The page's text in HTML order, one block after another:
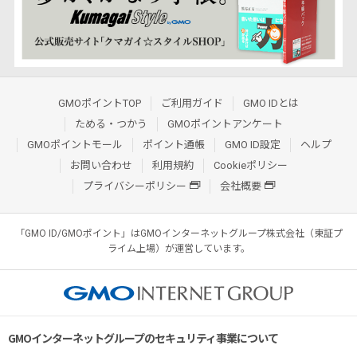
GMOポイントTOP ご利用ガイド
GMO IDとは
ためる・つかう
GMOポイントアンケート
GMOポイントモール
ポイント通帳 GMO ID設定
ヘルプ
お問い合わせ
利用規約
Cookieポリシー
プライバシーポリシー
会社概要
「GMO ID/GMOポイント」はGMOインターネットグループ株式会社（東証プ
ライム上場）が運営しています。
GMOインターネットグループのセキュリティ事業について